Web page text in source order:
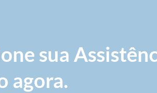
sua
agora.